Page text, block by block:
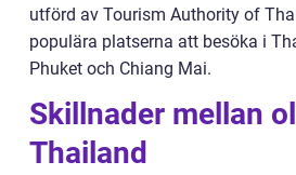
utförd av Tourism Authority of
populära platserna att besöka i
Phuket och Chiang Mai.
Skillnader mellan
Thailand